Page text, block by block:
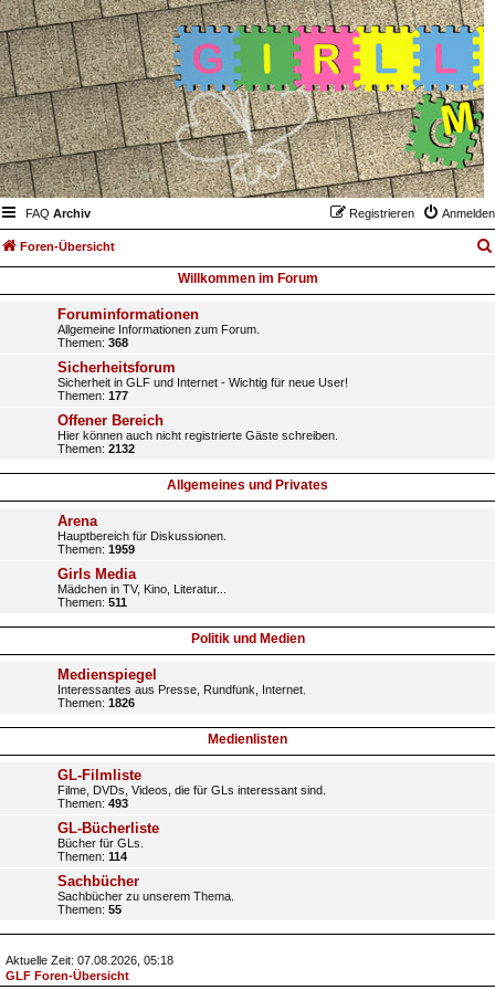
FAQ Archiv Anmelden
Registrieren
Foren-Übersicht
Willkommen im Forum
Foruminformationen
Allgemeine Informationen zum Forum.
Themen: 368
Sicherheitsforum
Sicherheit in GLF und Internet - Wichtig für neue User!
Themen: 177
Offener Bereich
Hier können auch nicht registrierte Gäste schreiben.
Themen: 2132
Allgemeines und Privates
Arena
Hauptbereich für Diskussionen.
Themen: 1959
Girls Media
Mädchen in TV, Kino, Literatur...
Themen: 511
Politik und Medien
Medienspiegel
Interessantes aus Presse, Rundfunk, Internet.
Themen: 1826
Medienlisten
GL-Filmliste
Filme, DVDs, Videos, die für GLs interessant sind.
Themen: 493
GL-Bücherliste
Bücher für GLs.
Themen: 114
Sachbücher
Sachbücher zu unserem Thema.
Themen: 55
Aktuelle Zeit: 07.08.2026, 05:18
GLF Foren-Übersicht